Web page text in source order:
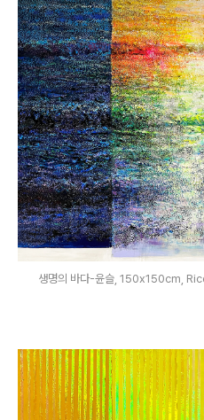
생명의 바다-윤슬, 150x150cm,